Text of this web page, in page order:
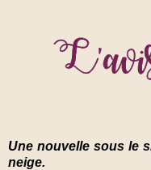
Une nouvelle sous le
neige.